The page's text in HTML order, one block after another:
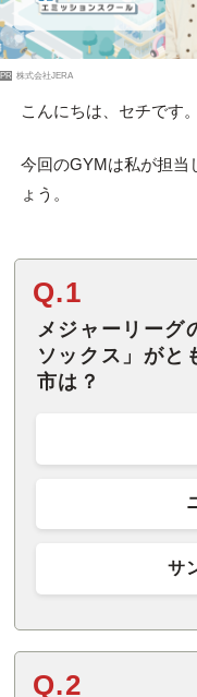
PR 株式会社JERA
こんにちは、セチです。
今回のGYMは私が担当
ょう。
Q.1
メジャーリーグ
ソックス」がと
市は？
サ
Q.2